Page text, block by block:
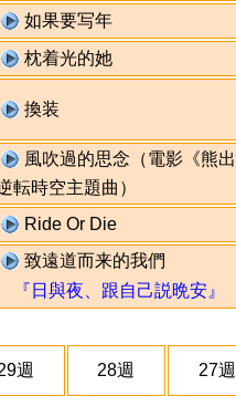
如果要写年
枕着光的她
換装
風吹過的思念（電影《熊
転時空主題曲）
Ride Or Die
致遠道而来的我們
『日與夜、跟自己説晩安』
週 28週 27週